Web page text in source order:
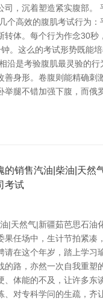
司，沉着塑造紧实腹部。
个高效的腹肌考试行为：
转体。每个行为作念30秒
。这么的考试形势既能
沿是考验腹肌最灵验的行
善身形。卷腹则能精确刺
举腿不错加强下腹，而俄
的销售汽油|柴油|天然
考试
|天然气|新疆茹芭思石油
果任场中，生计节拍紧凑
请在这个年岁，踏上学习
的路，亦然一次自我重塑
、体能的不及，让许多东
、对专科学问的生疏，齐